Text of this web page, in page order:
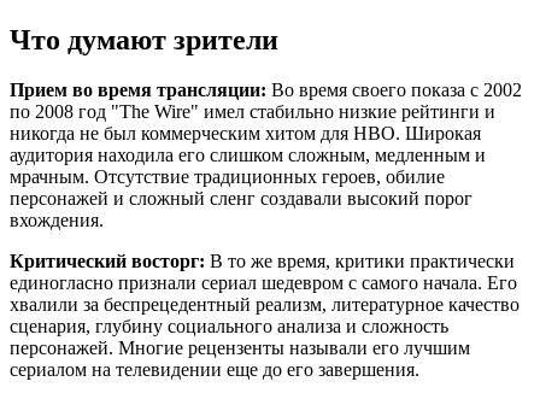
Что думают зрители
Прием во время трансляции: Во время своего показа с 2002
по 2008 год "The Wire" имел стабильно низкие рейтинги и
никогда не был коммерческим хитом для HBO. Широкая
аудитория находила его слишком сложным, медленным и
мрачным. Отсутствие традиционных героев, обилие
персонажей и сложный сленг создавали высокий порог
вхождения.
Критический восторг: В то же время, критики практически
единогласно признали сериал шедевром с самого начала. Его
хвалили за беспрецедентный реализм, литературное качество
сценария, глубину социального анализа и сложность
персонажей. Многие рецензенты называли его лучшим
сериалом на телевидении еще до его завершения.